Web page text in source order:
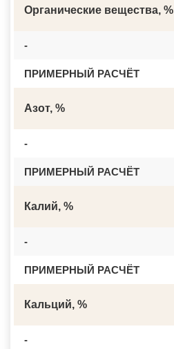
Органические вещества, %
-
ПРИМЕРНЫЙ РАСЧЁТ
Азот, %
-
ПРИМЕРНЫЙ РАСЧЁТ
Калий, %
-
ПРИМЕРНЫЙ РАСЧЁТ
Кальций, %
-